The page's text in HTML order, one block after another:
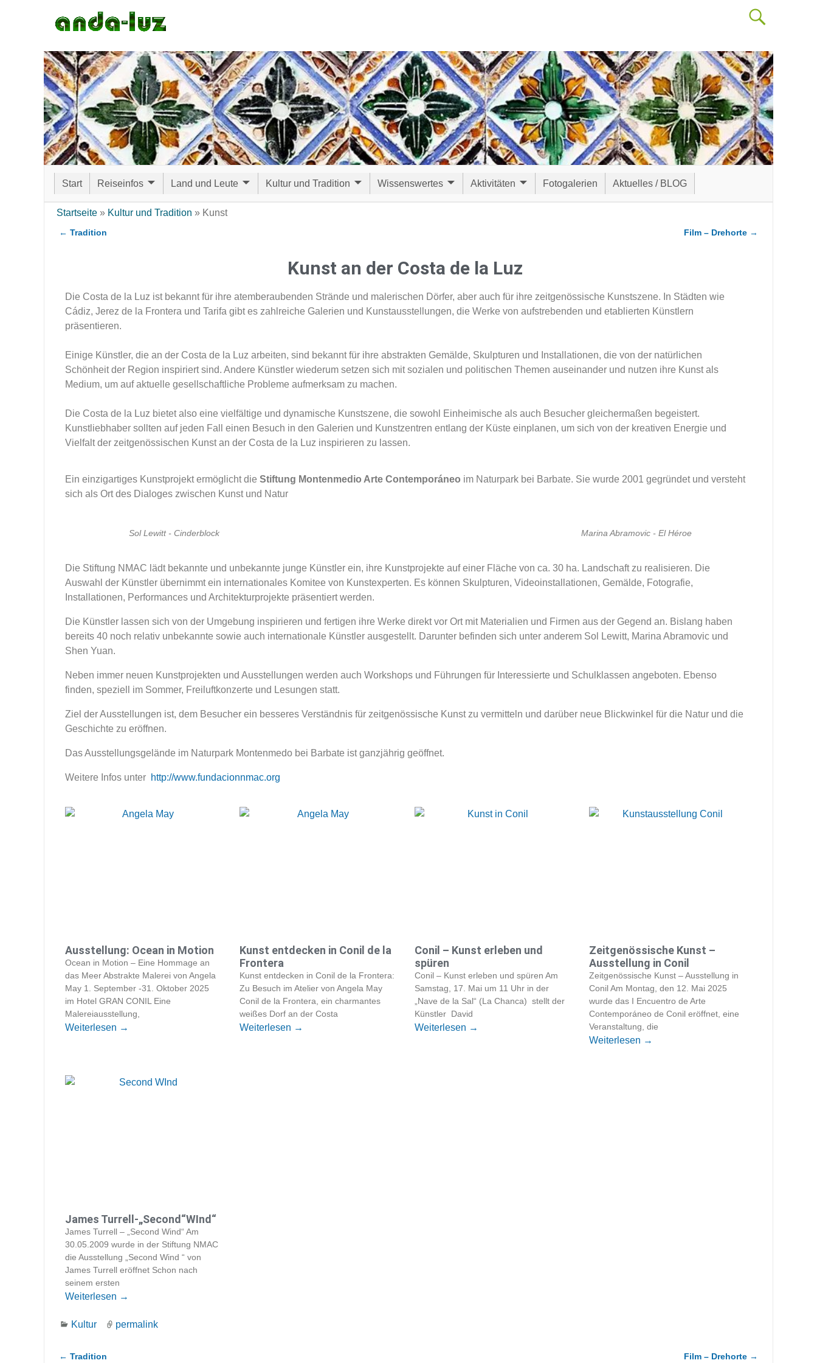
Start Reiseinfos Land und Leute Kultur und Tradition Wissenswertes Aktivitäten Fotogalerien Aktuelles / BLOG
Startseite » Kultur und Tradition » Kunst
← Tradition Film – Drehorte →
Kunst an der Costa de la Luz
Die Costa de la Luz ist bekannt für ihre atemberaubenden Strände und malerischen Dörfer, aber auch für ihre zeitgenössische Kunstszene. In Städten wie
Cádiz, Jerez de la Frontera und Tarifa gibt es zahlreiche Galerien und Kunstausstellungen, die Werke von aufstrebenden und etablierten Künstlern
präsentieren.
Einige Künstler, die an der Costa de la Luz arbeiten, sind bekannt für ihre abstrakten Gemälde, Skulpturen und Installationen, die von der natürlichen
Schönheit der Region inspiriert sind. Andere Künstler wiederum setzen sich mit sozialen und politischen Themen auseinander und nutzen ihre Kunst als
Medium, um auf aktuelle gesellschaftliche Probleme aufmerksam zu machen.
Die Costa de la Luz bietet also eine vielfältige und dynamische Kunstszene, die sowohl Einheimische als auch Besucher gleichermaßen begeistert.
Kunstliebhaber sollten auf jeden Fall einen Besuch in den Galerien und Kunstzentren entlang der Küste einplanen, um sich von der kreativen Energie und
Vielfalt der zeitgenössischen Kunst an der Costa de la Luz inspirieren zu lassen.
Ein einzigartiges Kunstprojekt ermöglicht die Stiftung Montenmedio Arte Contemporáneo im Naturpark bei Barbate. Sie wurde 2001 gegründet und versteht
sich als Ort des Dialoges zwischen Kunst und Natur
Sol Lewitt - Cinderblock Marina Abramovic - El Héroe
Die Stiftung NMAC lädt bekannte und unbekannte junge Künstler ein, ihre Kunstprojekte auf einer Fläche von ca. 30 ha. Landschaft zu realisieren. Die
Auswahl der Künstler übernimmt ein internationales Komitee von Kunstexperten. Es können Skulpturen, Videoinstallationen, Gemälde, Fotografie,
Installationen, Performances und Architekturprojekte präsentiert werden.
Die Künstler lassen sich von der Umgebung inspirieren und fertigen ihre Werke direkt vor Ort mit Materialien und Firmen aus der Gegend an. Bislang haben
bereits 40 noch relativ unbekannte sowie auch internationale Künstler ausgestellt. Darunter befinden sich unter anderem Sol Lewitt, Marina Abramovic und
Shen Yuan.
Neben immer neuen Kunstprojekten und Ausstellungen werden auch Workshops und Führungen für Interessierte und Schulklassen angeboten. Ebenso
finden, speziell im Sommer, Freiluftkonzerte und Lesungen statt.
Ziel der Ausstellungen ist, dem Besucher ein besseres Verständnis für zeitgenössische Kunst zu vermitteln und darüber neue Blickwinkel für die Natur und die
Geschichte zu eröffnen.
Das Ausstellungsgelände im Naturpark Montenmedo bei Barbate ist ganzjährig geöffnet.
Weitere Infos unter http://www.fundacionnmac.org
Ausstellung: Ocean in Motion
Ocean in Motion – Eine Hommage an
das Meer Abstrakte Malerei von Angela
May 1. September -31. Oktober 2025
im Hotel GRAN CONIL Eine
Malereiausstellung,
Weiterlesen →
Kunst entdecken in Conil de la
Frontera
Kunst entdecken in Conil de la Frontera:
Zu Besuch im Atelier von Angela May
Conil de la Frontera, ein charmantes
weißes Dorf an der Costa
Weiterlesen →
Conil – Kunst erleben und
spüren
Conil – Kunst erleben und spüren Am
Samstag, 17. Mai um 11 Uhr in der
„Nave de la Sal“ (La Chanca) stellt der
Künstler David
Weiterlesen →
Zeitgenössische Kunst –
Ausstellung in Conil
Zeitgenössische Kunst – Ausstellung in
Conil Am Montag, den 12. Mai 2025
wurde das I Encuentro de Arte
Contemporáneo de Conil eröffnet, eine
Veranstaltung, die
Weiterlesen →
James Turrell-„Second“WInd“
James Turrell – „Second Wind“ Am
30.05.2009 wurde in der Stiftung NMAC
die Ausstellung „Second Wind “ von
James Turrell eröffnet Schon nach
seinem ersten
Weiterlesen →
Kultur permalink
← Tradition Film – Drehorte →